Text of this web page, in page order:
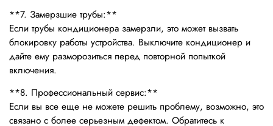
**7. Замерзшие трубы:**
Если трубы кондиционера замерзли, это может вызвать
блокировку работы устройства. Выключите кондиционер и
дайте ему разморозиться перед повторной попыткой
включения.
**8. Профессиональный сервис:**
Если вы все еще не можете решить проблему, возможно, это
связано с более серьезным дефектом. Обратитесь к